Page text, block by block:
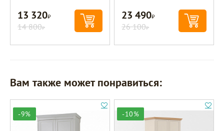
13 320Р
14 800Р
23 490Р
26 100Р
Вам также может понравиться:
-9% -10%